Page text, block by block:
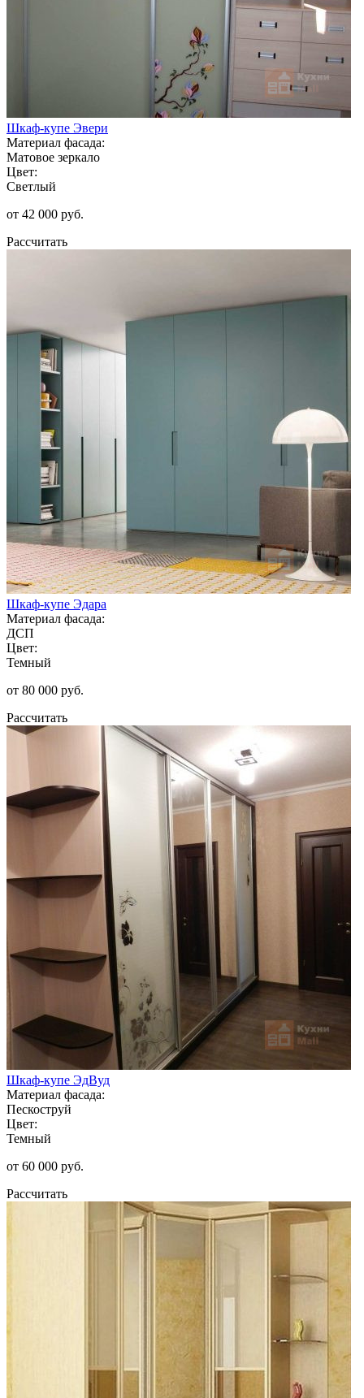
Шкаф-купе Эвери
Материал фасада:
Матовое зеркало
Цвет:
Светлый
от 42 000 руб.
Рассчитать
Шкаф-купе Эдара
Материал фасада:
ДСП
Цвет:
Темный
от 80 000 руб.
Рассчитать
Шкаф-купе ЭдВуд
Материал фасада:
Пескоструй
Цвет:
Темный
от 60 000 руб.
Рассчитать